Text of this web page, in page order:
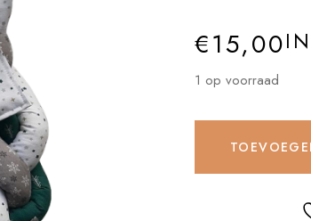
€15,00
1 op voorraad